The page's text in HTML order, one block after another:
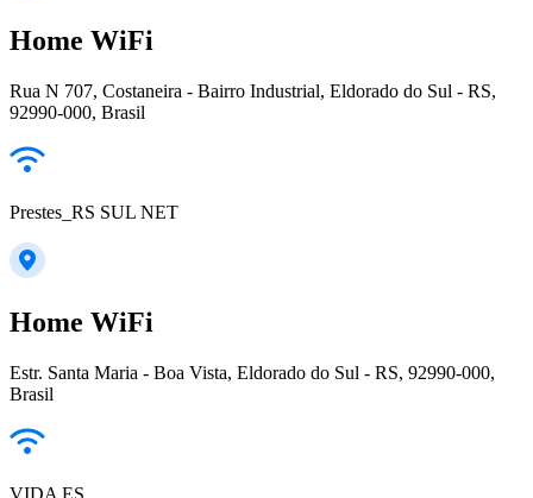
Home WiFi
Rua N 707, Costaneira - Bairro Industrial, Eldorado do Sul - RS,
92990-000, Brasil
Prestes_RS SUL NET
Home WiFi
Estr. Santa Maria - Boa Vista, Eldorado do Sul - RS, 92990-000,
Brasil
VIDA ES